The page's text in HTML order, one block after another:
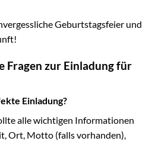
Geburtstagsfeier und
Fragen zur Einladung für
Einladung?
alle wichtigen Informationen
Ort, Motto (falls vorhanden),